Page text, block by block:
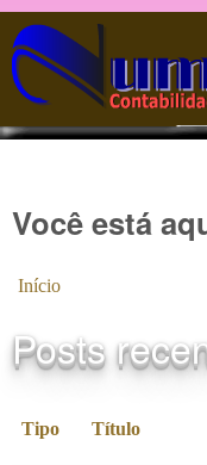
Pular
Você está
Início
Posts
Tipo Título